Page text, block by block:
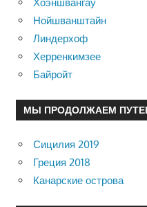
Нойшванштайн
Линдерхоф
Херренкимзее
Байройт
МЫ ПРОДОЛЖАЕМ
Сицилия 2019
Греция 2018
Канарские острова